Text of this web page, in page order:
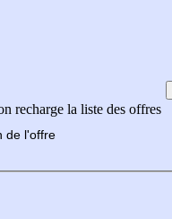
recharge la liste des offres
de l'offre